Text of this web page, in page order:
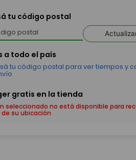
tu código postal
seleccionado no está disponible para
de su ubicación